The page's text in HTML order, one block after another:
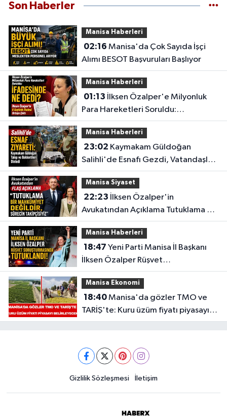
Son Haberler
Manisa Haberleri
02:16
Alımı BESOT Başvuruları Başlıyor
Manisa Haberleri
01:13
Para Hareketleri Soruldu:
İfadesinde Ne Dedi?
Manisa Haberleri
23:02
Salihli'de Esnafı Gezdi, Vatandaşları
Dinledi
Manisa Siyaset
22:23
Avukatından Açıklama Tutuklama Bir
Mahkûmiyet Değildir,
Manisa Haberleri
18:47
İlksen Özalper Rüşvet
Soruşturmasında Tutuklandı!
Manisa Ekonomi
18:40Manisa'da gözler TMO ve
TARİŞ'te: Kuru üzüm fiyatı piyasayı
belirleyecek
Gizlilik Sözleşmesi İletişim